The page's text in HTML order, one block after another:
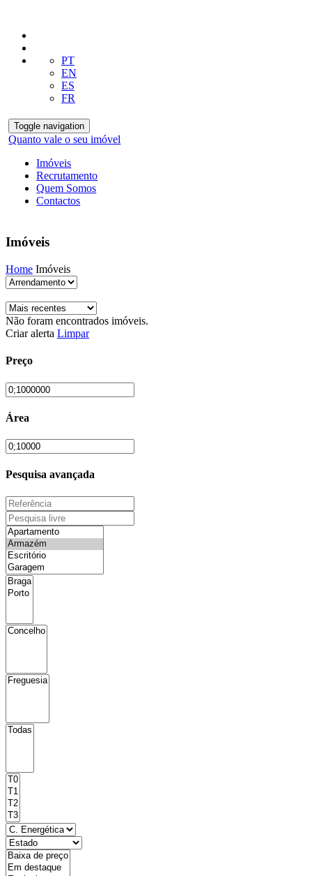
PT
EN
ES
FR
Toggle navigation
Quanto vale o seu imóvel
Imóveis
Recrutamento
Quem Somos
Contactos
Imóveis
Home Imóveis
Não foram encontrados imóveis.
Criar alerta Limpar
Preço
Área
Pesquisa avançada